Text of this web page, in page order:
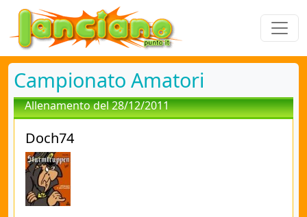
Campionato Amatori
Allenamento del 28/12/2011
Doch74